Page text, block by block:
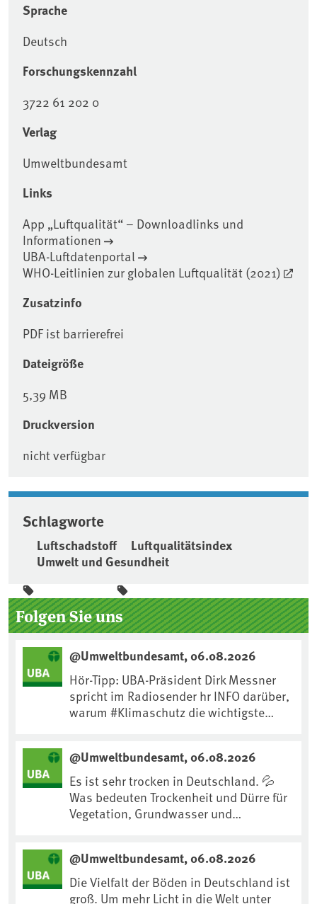
Sprache
Deutsch
Forschungskennzahl
3722 61 202 0
Verlag
Umweltbundesamt
Links
App „Luftqualität“ – Downloadlinks und
Informationen
UBA-Luftdatenportal
WHO-Leitlinien zur globalen Luftqualität (2021)
Zusatzinfo
PDF ist barrierefrei
Dateigröße
5,39 MB
Druckversion
nicht verfügbar
Schlagworte
Luftschadstoff
Luftqualitätsindex
Umwelt und Gesundheit
Seitenleiste
Folgen Sie uns
@Umweltbundesamt, 06.08.2026
Hör-Tipp: UBA-Präsident Dirk Messner
spricht im Radiosender hr INFO darüber,
warum #Klimaschutz die wichtigste
https://www.ardsounds.de/episode/urn
:ard:episode:0e7cf1c4b819c26d/
@Umweltbundesamt, 06.08.2026
Es ist sehr trocken in Deutschland. 💦
Was bedeuten Trockenheit und Dürre für
Vegetation, Grundwasser und
anpassen?🤔Antworten auf diese und
weitere Fragen auf unserer Webseite:
www.uba.de/trockenheit #Trockenheit
@Umweltbundesamt, 06.08.2026
Die Vielfalt der Böden in Deutschland ist
groß. Um mehr Licht in die Welt unter